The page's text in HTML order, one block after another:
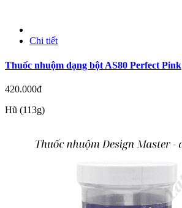
Chi tiết
Thuốc nhuộm dạng bột AS80 Perfect Pink
420.000đ
Hũ (113g)